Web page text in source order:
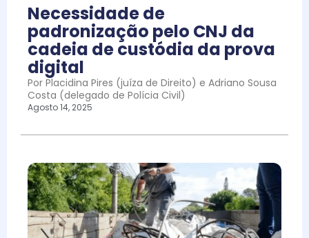
Necessidade de
padronização pelo CNJ da
cadeia de custódia da prova
digital
Por Placidina Pires (juíza de Direito) e Adriano Sousa
Costa (delegado de Polícia Civil)
Agosto 14, 2025